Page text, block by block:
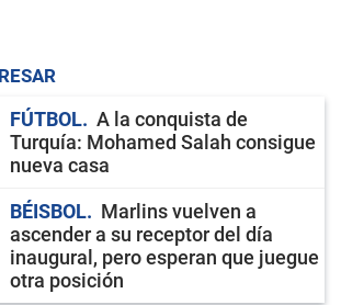
FÚTBOL
A la conquista de
Turquía: Mohamed Salah consigue
nueva casa
BÉISBOL
Marlins vuelven a
ascender a su receptor del día
inaugural, pero esperan que juegue
otra posición